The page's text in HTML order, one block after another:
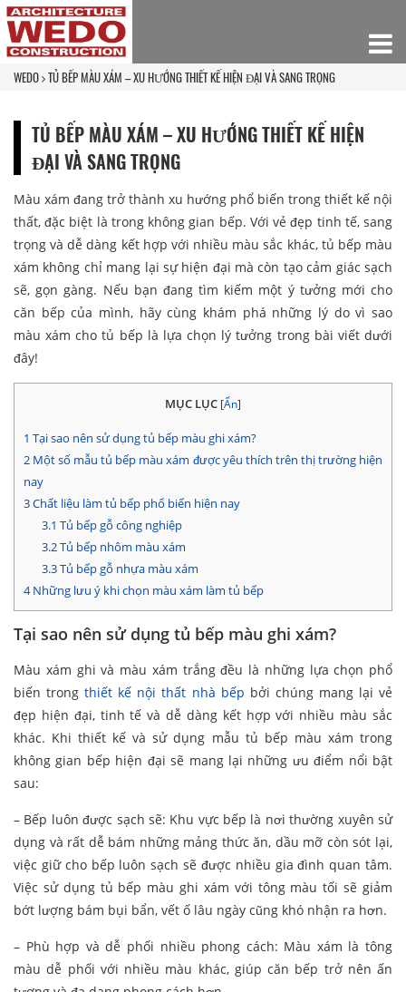
WEDO TỦ BẾP MÀU XÁM – XU HƯỚNG THIẾT KẾ HIỆN ĐẠI VÀ SANG TRỌNG
TỦ BẾP MÀU XÁM – XU HƯỚNG THIẾT KẾ HIỆN
ĐẠI VÀ SANG TRỌNG
Màu xám đang trở thành xu hướng phổ biến trong thiết kế nội
thất, đặc biệt là trong không gian bếp. Với vẻ đẹp tinh tế, sang
trọng và dễ dàng kết hợp với nhiều màu sắc khác, tủ bếp màu
xám không chỉ mang lại sự hiện đại mà còn tạo cảm giác sạch
sẽ, gọn gàng. Nếu bạn đang tìm kiếm một ý tưởng mới cho
căn bếp của mình, hãy cùng khám phá những lý do vì sao
màu xám cho tủ bếp là lựa chọn lý tưởng trong bài viết dưới
đây!
MỤC LỤC [Ẩn]
1 Tại sao nên sử dụng tủ bếp màu ghi xám?
2 Một số mẫu tủ bếp màu xám được yêu thích trên thị trường hiện
nay
3Chất liệu làm tủ bếp phổ biến hiện nay
3.1 Tủ bếp gỗ công nghiệp
3.2Tủ bếp nhôm màu xám
3.3Tủ bếp gỗ nhựa màu xám
4Những lưu ý khi chọn màu xám làm tủ bếp
Tại sao nên sử dụng tủ bếp màu ghi xám?
Màu xám ghi và màu xám trắng đều là những lựa chọn phổ
biến trongthiết kế nội thất nhà bếp bởi chúng mang lại vẻ
đẹp hiện đại, tinh tế và dễ dàng kết hợp với nhiều màu sắc
khác. Khi thiết kế và sử dụng mẫu tủ bếp màu xám trong
không gian bếp hiện đại sẽ mang lại những ưu điểm nổi bật
sau:
– Bếp luôn được sạch sẽ: Khu vực bếp là nơi thường xuyên sử
dụng và rất dễ bám những mảng thức ăn, dầu mỡ còn sót lại,
việc giữ cho bếp luôn sạch sẽ được nhiều gia đình quan tâm.
Việc sử dụng tủ bếp màu ghi xám với tông màu tối sẽ giảm
bớt lượng bám bụi bẩn, vết ố lâu ngày cũng khó nhận ra hơn.
– Phù hợp và dễ phối nhiều phong cách: Màu xám là tông
màu dễ phối với nhiều màu khác, giúp căn bếp trở nên ấn